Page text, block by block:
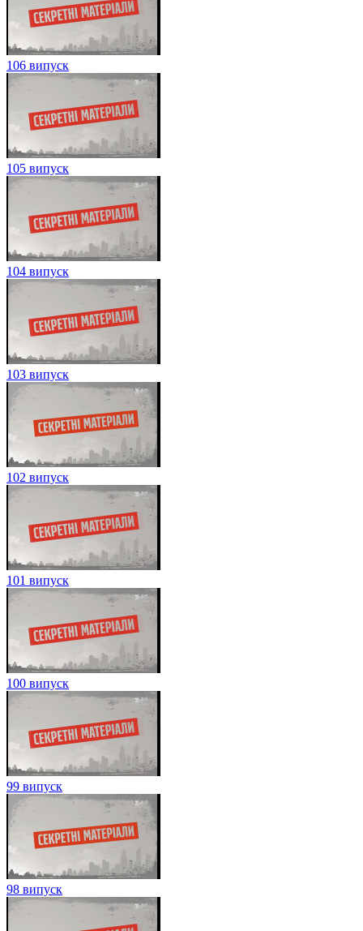
106 випуск
105 випуск
104 випуск
103 випуск
102 випуск
101 випуск
100 випуск
99 випуск
98 випуск